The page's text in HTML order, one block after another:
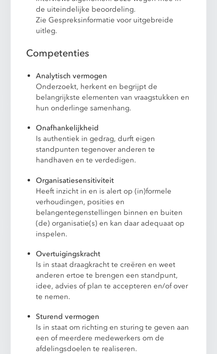
de uiteindelijke beoordeling.
Zie Gespreksinformatie voor uitgebreide
uitleg.
Competenties
Analytisch vermogen
Onderzoekt, herkent en begrijpt de
belangrijkste elementen van vraagstukken en
hun onderlinge samenhang.
Onafhankelijkheid
Is authentiek in gedrag, durft eigen
standpunten tegenover anderen te
handhaven en te verdedigen.
Organisatiesensitiviteit
Heeft inzicht in en is alert op (in)formele
verhoudingen, posities en
belangentegenstellingen binnen en buiten
(de) organisatie(s) en kan daar adequaat op
inspelen.
Overtuigingskracht
Is in staat draagkracht te creëren en weet
anderen ertoe te brengen een standpunt,
idee, advies of plan te accepteren en/of over
te nemen.
Sturend vermogen
Is in staat om richting en sturing te geven aan
een of meerdere medewerkers om de
afdelingsdoelen te realiseren.